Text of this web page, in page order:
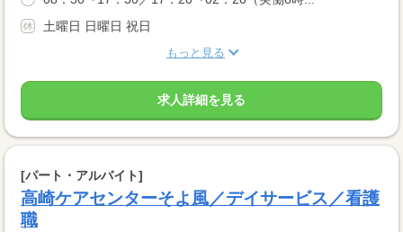
土曜日 日曜日 祝日
もっと見る
求人詳細を見る
[パート・アルバイト]
高崎ケアセンターそよ風／デイサービス／看護
職